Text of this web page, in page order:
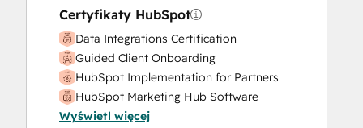
Search Engine Optimization
Social Media
Video Production
Website Design
Website Development
Website Migration
Certyfikaty HubSpot
Data Integrations Certification
Guided Client Onboarding
HubSpot Implementation for Partners
HubSpot Marketing Hub Software
Certification
Wyświetl więcej